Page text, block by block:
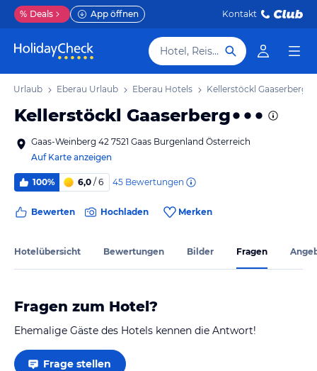
% Deals App öffnen Kontakt
Hotel, Reiseziel
Urlaub Eberau Urlaub Eberau Hotels Kellerstöckl Gaaserberg
Kellerstöckl Gaaserberg
Gaas-Weinberg 42 7521 Gaas Burgenland Österreich
Auf Karte anzeigen
100% 6,0 / 6 45 Bewertungen
Bewerten Hochladen Merken
Hotelübersicht Bewertungen Bilder Fragen
Fragen zum Hotel?
Ehemalige Gäste des Hotels kennen die Antwort!
Frage stellen